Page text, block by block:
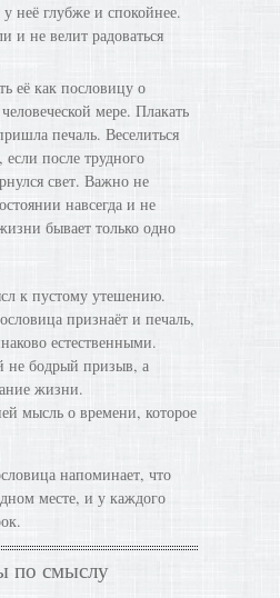
неё глубже и спокойнее.
и не велит радоваться
её как пословицу о
мере. Плакать
печаль. Веселиться
после трудного
свет. Важно не
навсегда и не
бывает только одно
к пустому утешению.
признаёт и печаль,
естественными.
не бодрый призыв, а
жизни.
мысль о времени, которое
напоминает, что
месте, и у каждого
по смыслу